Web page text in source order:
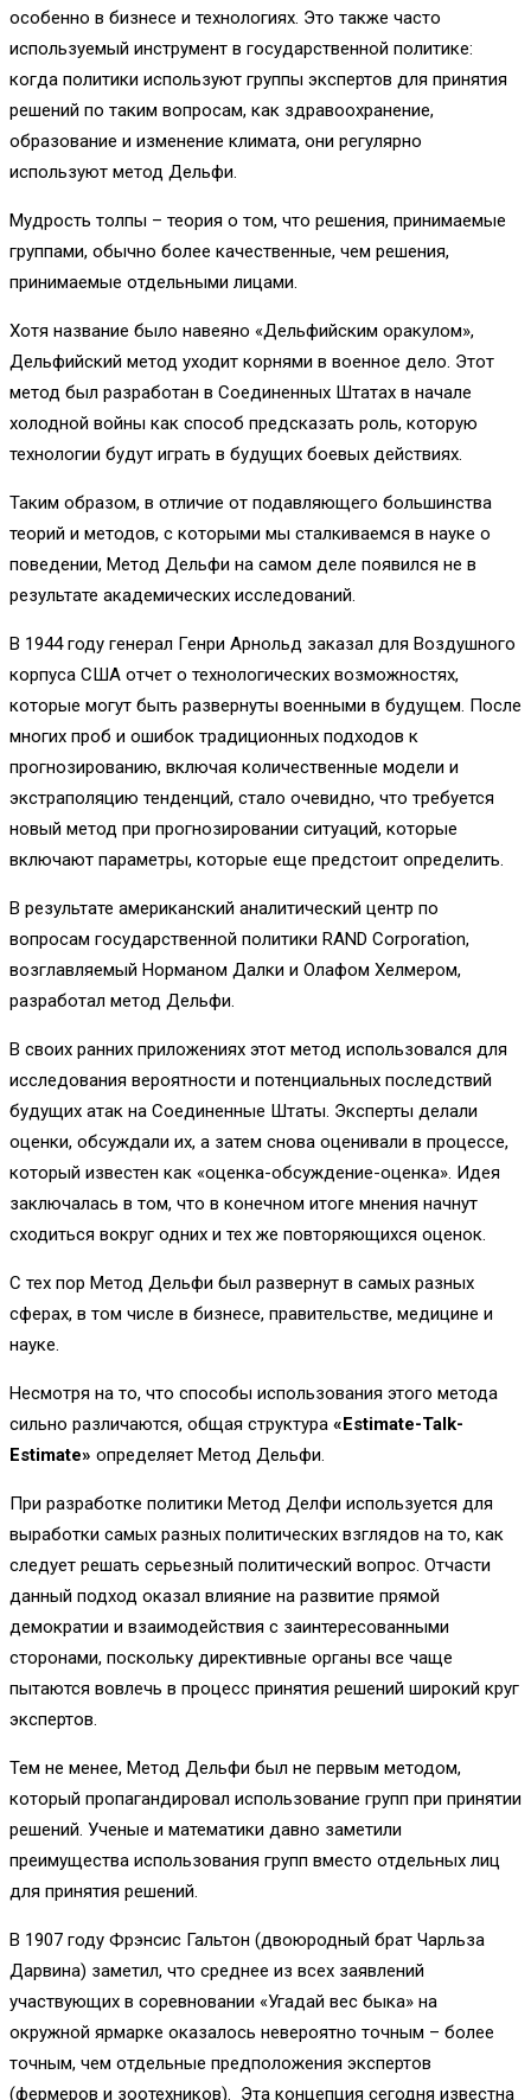
особенно в бизнесе и технологиях. Это также часто
используемый инструмент в государственной политике:
когда политики используют группы экспертов для принятия
решений по таким вопросам, как здравоохранение,
образование и изменение климата, они регулярно
используют метод Дельфи.
Мудрость толпы – теория о том, что решения, принимаемые
группами, обычно более качественные, чем решения,
принимаемые отдельными лицами.
Хотя название было навеяно «Дельфийским оракулом»,
Дельфийский метод уходит корнями в военное дело. Этот
метод был разработан в Соединенных Штатах в начале
холодной войны как способ предсказать роль, которую
технологии будут играть в будущих боевых действиях.
Таким образом, в отличие от подавляющего большинства
теорий и методов, с которыми мы сталкиваемся в науке о
поведении, Метод Дельфи на самом деле появился не в
результате академических исследований.
В 1944 году генерал Генри Арнольд заказал для Воздушного
корпуса США отчет о технологических возможностях,
которые могут быть развернуты военными в будущем. После
многих проб и ошибок традиционных подходов к
прогнозированию, включая количественные модели и
экстраполяцию тенденций, стало очевидно, что требуется
новый метод при прогнозировании ситуаций, которые
включают параметры, которые еще предстоит определить.
В результате американский аналитический центр по
вопросам государственной политики RAND Corporation,
возглавляемый Норманом Далки и Олафом Хелмером,
разработал метод Дельфи.
В своих ранних приложениях этот метод использовался для
исследования вероятности и потенциальных последствий
будущих атак на Соединенные Штаты. Эксперты делали
оценки, обсуждали их, а затем снова оценивали в процессе,
который известен как «оценка-обсуждение-оценка». Идея
заключалась в том, что в конечном итоге мнения начнут
сходиться вокруг одних и тех же повторяющихся оценок.
С тех пор Метод Дельфи был развернут в самых разных
сферах, в том числе в бизнесе, правительстве, медицине и
науке.
Несмотря на то, что способы использования этого метода
сильно различаются, общая структура «Estimate-Talk-
Estimate» определяет Метод Дельфи.
При разработке политики Метод Делфи используется для
выработки самых разных политических взглядов на то, как
следует решать серьезный политический вопрос. Отчасти
данный подход оказал влияние на развитие прямой
демократии и взаимодействия с заинтересованными
сторонами, поскольку директивные органы все чаще
пытаются вовлечь в процесс принятия решений широкий круг
экспертов.
Тем не менее, Метод Дельфи был не первым методом,
который пропагандировал использование групп при принятии
решений. Ученые и математики давно заметили
преимущества использования групп вместо отдельных лиц
для принятия решений.
В 1907 году Фрэнсис Гальтон (двоюродный брат Чарльза
Дарвина) заметил, что среднее из всех заявлений
участвующих в соревновании «Угадай вес быка» на
окружной ярмарке оказалось невероятно точным – более
точным, чем отдельные предположения экспертов
(фермеров и зоотехников). Эта концепция сегодня известна